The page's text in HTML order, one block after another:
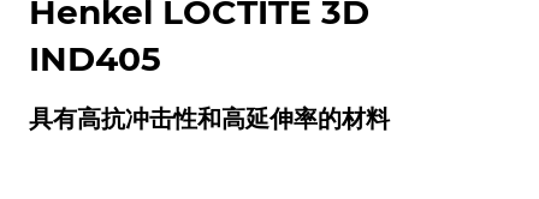
Henkel LOCTITE 3D
IND405
具有高抗冲击性和高延伸率的材料